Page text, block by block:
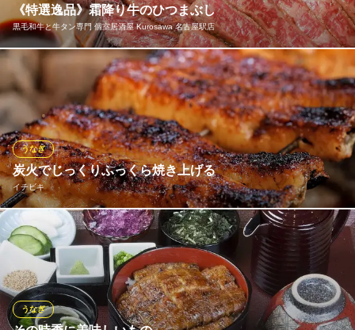
鉄板焼 お好み焼 かしわ 名古屋JRゲートタワー店
鶏鉄板焼きと薬膳水炊鍋
地下鉄桜通線名古屋駅 徒歩1分
愛知県名古屋市中村区名駅1-1-3 JRゲートタワー12F
《特選逸品》霜降り牛のひつまぶし
黒毛和牛と牛タン専門 個室居酒屋 Kurosawa 名古屋駅店
選び抜かれた特上牛を贅沢に使い、ひつまぶし仕立てでご提供！
とろける肉の旨みと香ばしいタレが、ご飯一粒ひと粒に染み渡り
ます。味の移ろいを愉しみながら、上品な余韻を。一度食べれば
忘れられない、贅の極みの逸品です♪
黒毛和牛と牛タン専門 個室居酒屋 Kurosawa 名古屋駅店
黒毛和牛&銀座牛タン
ＪＲ名古屋駅 徒歩3分
愛知県名古屋市中村区名駅3-15-8 名駅グルメプラザ5F
炭火でじっくりふっくら焼き上げる
イチビキ
うなぎ
愛知で長い歴史をもつ食品メーカーのしょうゆやたまりしょうゆ
を使ったたれで召し上がっていただく蒲焼。炭火でじっくりと火
を通すことで、ふっくらと焼き上げました。「うな重」はもちろ
ん「うなぎまぶし」や「うざく」など、様々なお料理でご提供し
ております。
うなぎ